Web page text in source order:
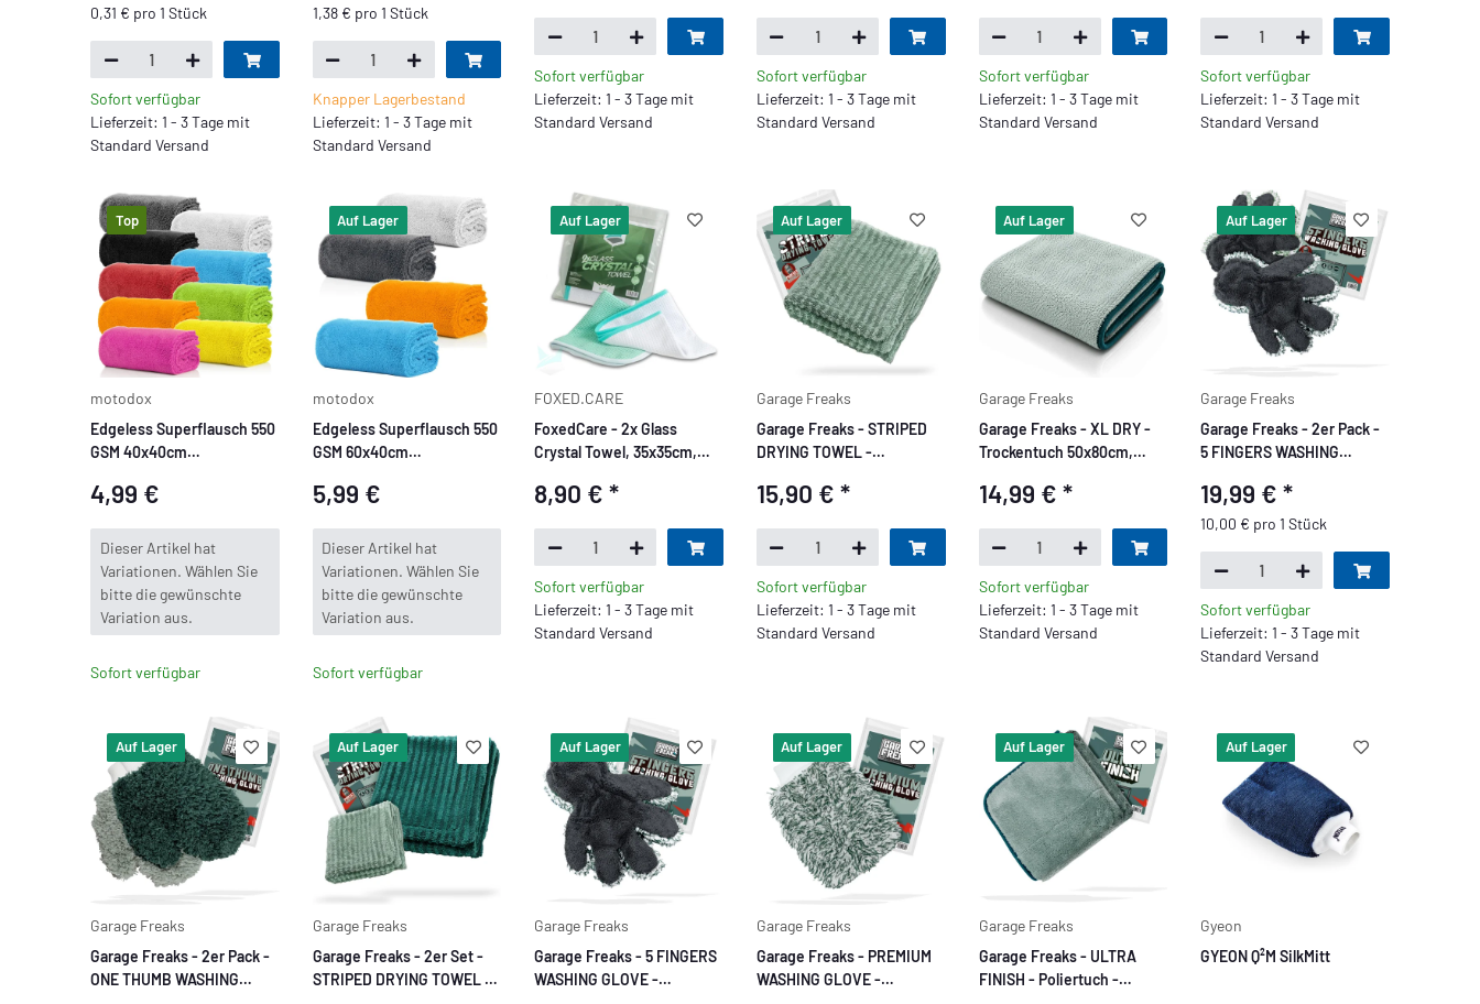
0,31 € pro 1 Stück
Sofort verfügbar
Lieferzeit: 1 - 3 Tage mit
Standard Versand
1,38 € pro 1 Stück
Knapper Lagerbestand
Lieferzeit: 1 - 3 Tage mit
Standard Versand
Sofort verfügbar
Lieferzeit: 1 - 3 Tage mit
Standard Versand
Sofort verfügbar
Lieferzeit: 1 - 3 Tage mit
Standard Versand
Sofort verfügbar
Lieferzeit: 1 - 3 Tage mit
Standard Versand
Sofort verfügbar
Lieferzeit: 1 - 3 Tage mit
Standard Versand
Top
motodox
Edgeless Superflausch 550
GSM 40x40cm
4,99 €
x
Dieser Artikel hat
Variationen. Wählen Sie
bitte die gewünschte
Variation aus.
Sofort verfügbar
Auf Lager
motodox
Edgeless Superflausch 550
GSM 60x40cm
5,99 €
x
Dieser Artikel hat
Variationen. Wählen Sie
bitte die gewünschte
Variation aus.
Sofort verfügbar
Auf Lager
FOXED.CARE
FoxedCare - 2x Glass
Crystal Towel, 35x35cm,
8,90 €*
Sofort verfügbar
Lieferzeit: 1 - 3 Tage mit
Standard Versand
Auf Lager
Garage Freaks
Garage Freaks - STRIPED
DRYING TOWEL -
1300 GSM
15,90 € *
Sofort verfügbar
Lieferzeit: 1 - 3 Tage mit
Standard Versand
Auf Lager
Garage Freaks
Garage Freaks - XL DRY -
Trockentuch 50x80cm,
14,99 € *
Sofort verfügbar
Lieferzeit: 1 - 3 Tage mit
Standard Versand
Auf Lager
Garage Freaks
Garage Freaks - 2er Pack -
5 FINGERS WASHING
19,99 €*
10,00 € pro 1 Stück
Sofort verfügbar
Lieferzeit: 1 - 3 Tage mit
Standard Versand
Auf Lager
Garage Freaks
Garage Freaks - 2er Pack -
ONE THUMB WASHING
Auf Lager
Garage Freaks
Garage Freaks - 2er Set -
STRIPED DRYING TOWEL -
Auf Lager
Garage Freaks
Garage Freaks - 5 FINGERS
WASHING GLOVE -
Auf Lager
Garage Freaks
Garage Freaks - PREMIUM
WASHING GLOVE -
Auf Lager
Garage Freaks
Garage Freaks - ULTRA
FINISH - Poliertuch -
Auf Lager
Gyeon
GYEON Q²M SilkMitt